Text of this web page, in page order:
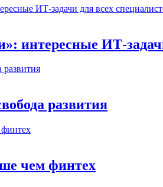
интересные ИТ-
развития
чем финтех